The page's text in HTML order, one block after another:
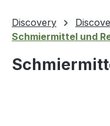
Discovery
Schmiermittel und